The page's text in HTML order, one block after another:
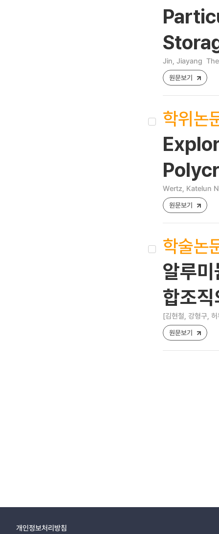
Jin, Jiayang
원문보기
학위논
Wertz, Katelun N
원문보기
학술논
알루
합조
[김현철, 강형구,
원문보기
개인정보처리방침